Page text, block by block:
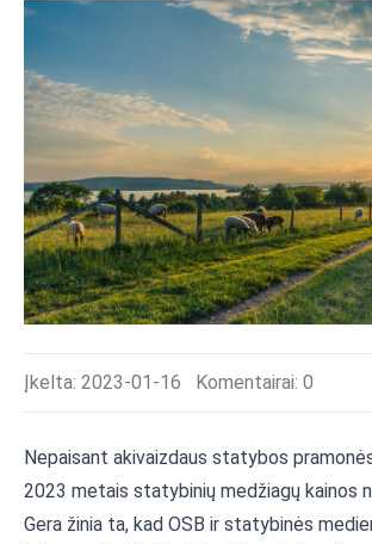
Įkelta: 2023-01-16 Komentairai: 0
Nepaisant akivaizdaus statybos
2023 metais statybinių medžiagų kainos
Gera žinia ta, kad OSB ir statybinės